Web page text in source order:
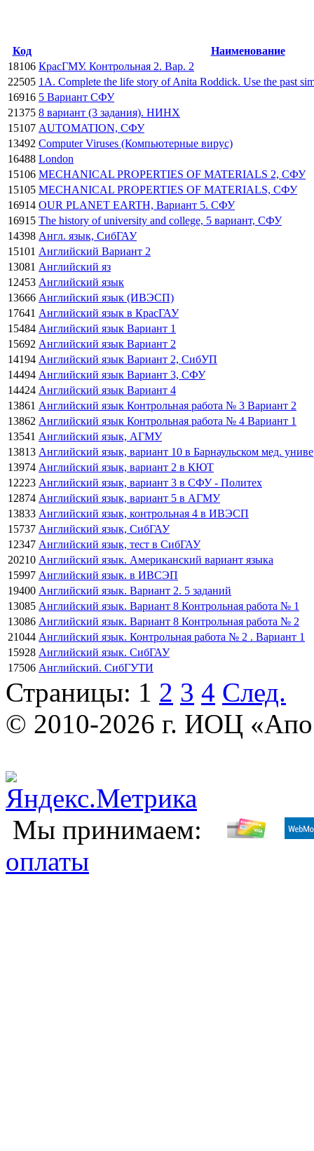
Код
Наименование
18106 КрасГМУ. Контрольная 2. Вар. 2
22505 1A. Complete the life story of Anita Roddick. Use the past
16916 5 Вариант СФУ
21375 8 вариант (3 задания). НИНХ
15107 AUTOMATION, СФУ
13492 Computer Viruses (Компьютерные вирус)
16488 London
15106 MECHANICAL PROPERTIES OF MATERIALS 2, СФУ
15105 MECHANICAL PROPERTIES OF MATERIALS, СФУ
16914 OUR PLANET EARTH, Вариант 5. СФУ
16915 The history of university and college, 5 вариант, СФУ
14398 Англ. язык, СибГАУ
15101 Английский Вариант 2
13081 Английский яз
12453 Английский язык
13666 Английский язык (ИВЭСП)
17641 Английский язык в КрасГАУ
15484 Английский язык Вариант 1
15692 Английский язык Вариант 2
14194 Английский язык Вариант 2, СибУП
14494 Английский язык Вариант 3, СФУ
14424 Английский язык Вариант 4
13861 Английский язык Контрольная работа № 3 Вариант 2
13862 Английский язык Контрольная работа № 4 Вариант 1
13541 Английский язык, АГМУ
13813 Английский язык, вариант 10 в Барнаульском мед.
13974 Английский язык, вариант 2 в КЮТ
12223 Английский язык, вариант 3 в СФУ - Политех
12874 Английский язык, вариант 5 в АГМУ
13833 Английский язык, контрольная 4 в ИВЭСП
15737 Английский язык, СибГАУ
12347 Английский язык, тест в СибГАУ
20210 Английский язык. Американский вариант языка
15997 Английский язык. в ИВСЭП
19400 Английский язык. Вариант 2. 5 заданий
13085 Английский язык. Вариант 8 Контрольная работа № 1
13086 Английский язык. Вариант 8 Контрольная работа № 2
21044 Английский язык. Контрольная работа № 2 . Вариант 1
15928 Английский язык. СибГАУ
17506 Английский. СибГУТИ
Страницы: 1 2 3 4 След.
© 2010-2026 г. ИОЦ
Мы принимаем:
оплаты